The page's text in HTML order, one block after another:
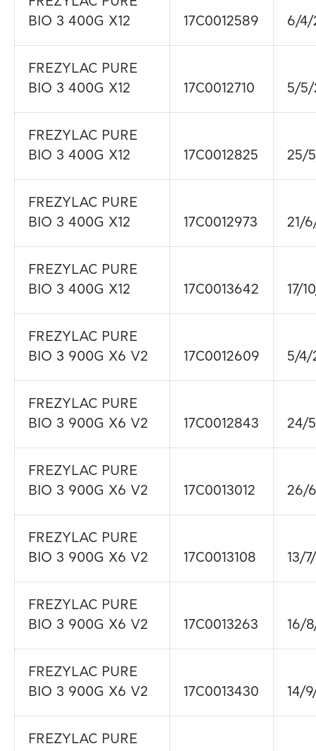
BIO 3 400G X12
17C0012589 6/4/
FREZYLAC PURE
BIO 3 400G X12
17C0012710 5/5/
FREZYLAC PURE
BIO 3 400G X12
17C0012825 25/
FREZYLAC PURE
BIO 3 400G X12
17C0012973 21/
FREZYLAC PURE
BIO 3 400G X12
17C0013642 17/
FREZYLAC PURE
BIO 3 900G X6 V2
17C0012609 5/4/
FREZYLAC PURE
BIO 3 900G X6 V2
17C0012843 24/
FREZYLAC PURE
BIO 3 900G X6 V2
17C0013012 26/
FREZYLAC PURE
BIO 3 900G X6 V2
17C0013108 13/
FREZYLAC PURE
BIO 3 900G X6 V2
17C0013263 16/
FREZYLAC PURE
BIO 3 900G X6 V2
17C0013430 14/
FREZYLAC PURE